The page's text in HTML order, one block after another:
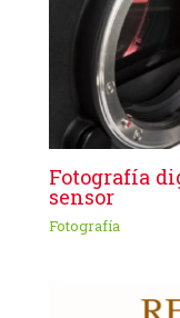
Fotografía
sensor
Fotografía